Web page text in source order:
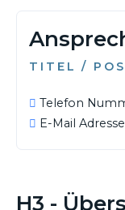
TITEL /
Telefon
E-Mail Adresse
H3 -